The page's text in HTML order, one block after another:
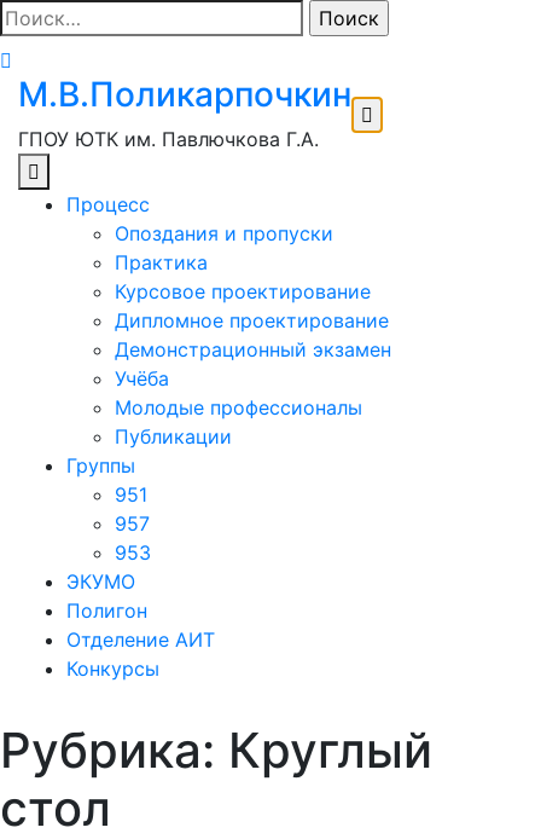
Перейти
к
содержимому
Найти:
М.В.Поликарпочкин
ГПОУ ЮТК им. Павлючкова Г.А.
Процесс
Опоздания и пропуски
Практика
Курсовое проектирование
Дипломное проектирование
Демонстрационный экзамен
Учёба
Молодые профессионалы
Публикации
Группы
951
957
953
ЭКУМО
Полигон
Отделение АИТ
Конкурсы
Рубрика: Круглый
стол